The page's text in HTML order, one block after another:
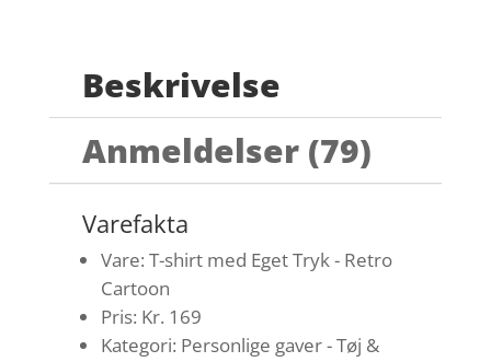
Beskrivelse
Anmeldelser (79)
Varefakta
Vare: T-shirt med Eget Tryk - Retro
Cartoon
Pris: Kr. 169
Kategori: Personlige gaver - Tøj &